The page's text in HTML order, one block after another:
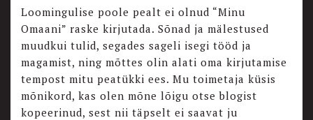
Loomingulise poole pealt ei olnud “Minu
Omaani” raske kirjutada. Sõnad ja mälestused
muudkui tulid, segades sageli isegi tööd ja
magamist, ning mõttes olin alati oma kirjutamise
tempost mitu peatükki ees. Mu toimetaja küsis
mõnikord, kas olen mõne lõigu otse blogist
kopeerinud, sest nii täpselt ei saavat ju